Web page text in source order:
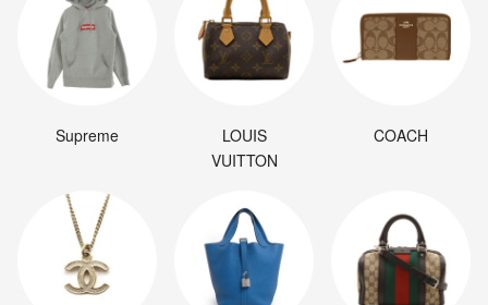
Supreme
LOUIS
VUITTON
COACH